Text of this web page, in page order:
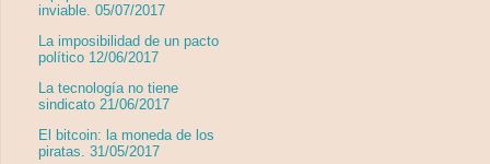
inviable. 05/07/2017
La imposibilidad de un pacto
político 12/06/2017
La tecnología no tiene
sindicato 21/06/2017
El bitcoin: la moneda de los
piratas. 31/05/2017